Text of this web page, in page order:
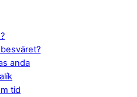
anda
tid